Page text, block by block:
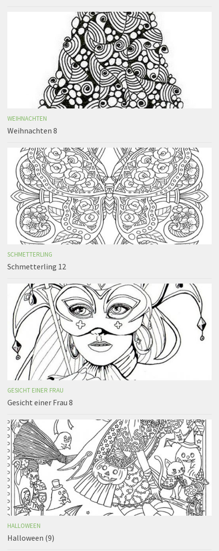
WEIHNACHTEN
Weihnachten 8
SCHMETTERLING
Schmetterling 12
GESICHT EINER FRAU
Gesicht einer Frau 8
HALLOWEEN
Halloween (9)